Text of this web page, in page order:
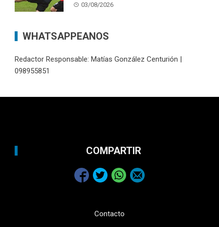
03/08/2026
WHATSAPPEANOS
Redactor Responsable: Matías González Centurión |
098955851
COMPARTIR
Contacto